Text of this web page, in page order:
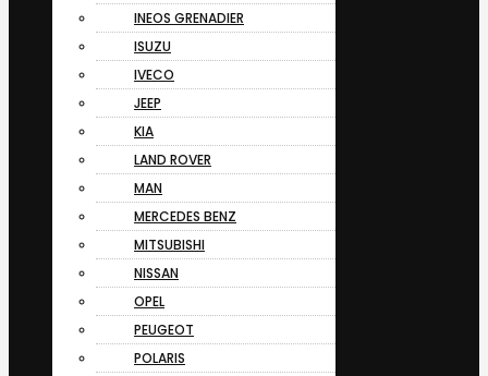
INEOS GRENADIER
ISUZU
IVECO
JEEP
KIA
LAND ROVER
MAN
MERCEDES BENZ
MITSUBISHI
NISSAN
OPEL
PEUGEOT
POLARIS